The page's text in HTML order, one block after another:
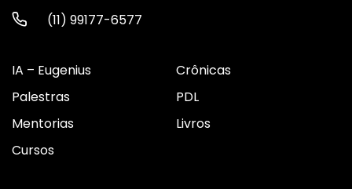
(11) 99177-6577
IA – Eugenius
Crônicas
Palestras
PDL
Mentorias
Livros
Cursos